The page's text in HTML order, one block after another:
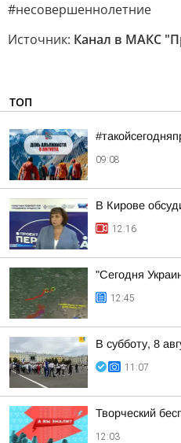
#несовершеннолетние
Источник: Канал в МАКС
ТОП
09:08
В Кирове
12:16
"Сегодня
12:45
В субботу, 8
11:07
Творческий
12:03